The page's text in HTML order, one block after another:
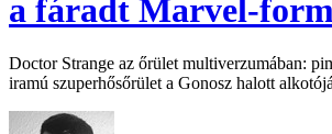
a fáradt Marvel-
Doctor Strange az őrület multiverzumában:
iramú szuperhősőrület a Gonosz halott